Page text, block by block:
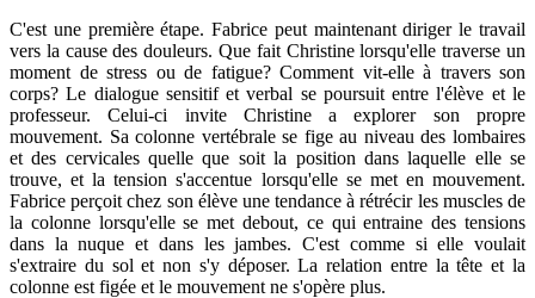
C'est une première étape. Fabrice peut maintenant diriger le travail
vers la cause des douleurs. Que fait Christine lorsqu'elle traverse un
moment de stress ou de fatigue? Comment vit-elle à travers son
corps? Le dialogue sensitif et verbal se poursuit entre l'élève et le
professeur. Celui-ci invite Christine a explorer son propre
mouvement. Sa colonne vertébrale se fige au niveau des lombaires
et des cervicales quelle que soit la position dans laquelle elle se
trouve, et la tension s'accentue lorsqu'elle se met en mouvement.
Fabrice perçoit chez son élève une tendance à rétrécir les muscles de
la colonne lorsqu'elle se met debout, ce qui entraine des tensions
dans la nuque et dans les jambes. C'est comme si elle voulait
s'extraire du sol et non s'y déposer. La relation entre la tête et la
colonne est figée et le mouvement ne s'opère plus.